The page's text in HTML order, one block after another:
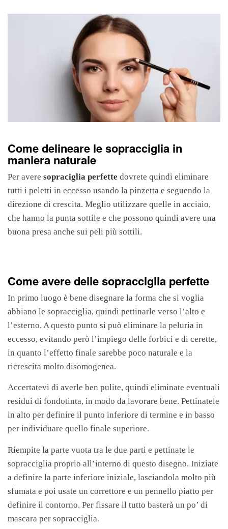
Come delineare le sopracciglia in
maniera naturale
Per avere sopraciglia perfette dovrete quindi eliminare
tutti i peletti in eccesso usando la pinzetta e seguendo la
direzione di crescita. Meglio utilizzare quelle in acciaio,
che hanno la punta sottile e che possono quindi avere una
buona presa anche sui peli più sottili.
Come avere delle sopracciglia perfette
In primo luogo è bene disegnare la forma che si voglia
abbiano le sopracciglia, quindi pettinarle verso l’alto e
l’esterno. A questo punto si può eliminare la peluria in
eccesso, evitando però l’impiego delle forbici e di cerette,
in quanto l’effetto finale sarebbe poco naturale e la
ricrescita molto disomogenea.
Accertatevi di averle ben pulite, quindi eliminate eventuali
residui di fondotinta, in modo da lavorare bene. Pettinatele
in alto per definire il punto inferiore di termine e in basso
per individuare quello finale superiore.
Riempite la parte vuota tra le due parti e pettinate le
sopracciglia proprio all’interno di questo disegno. Iniziate
a definire la parte inferiore iniziale, lasciandola molto più
sfumata e poi usate un correttore e un pennello piatto per
definire il contorno. Per fissare il tutto basterà un po’ di
mascara per sopracciglia.